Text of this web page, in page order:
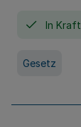
In Kraft
Gesetz